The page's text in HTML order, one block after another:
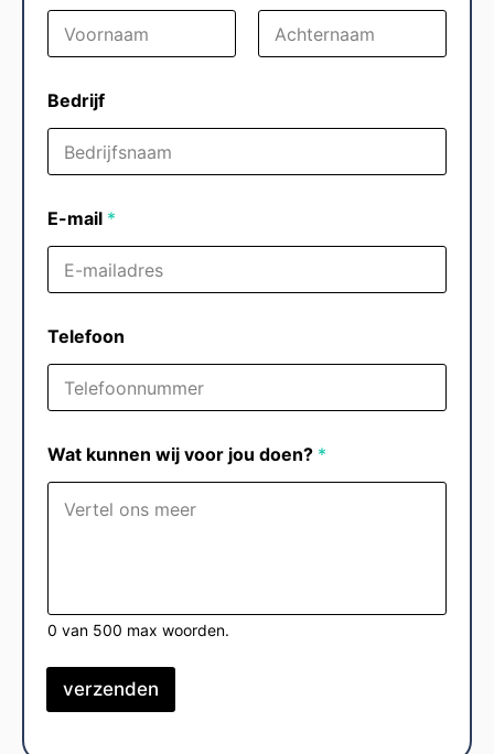
Bedrijf
E-mail *
Telefoon
Wat kunnen wij voor jou doen? *
0 van 500 max woorden.
verzenden